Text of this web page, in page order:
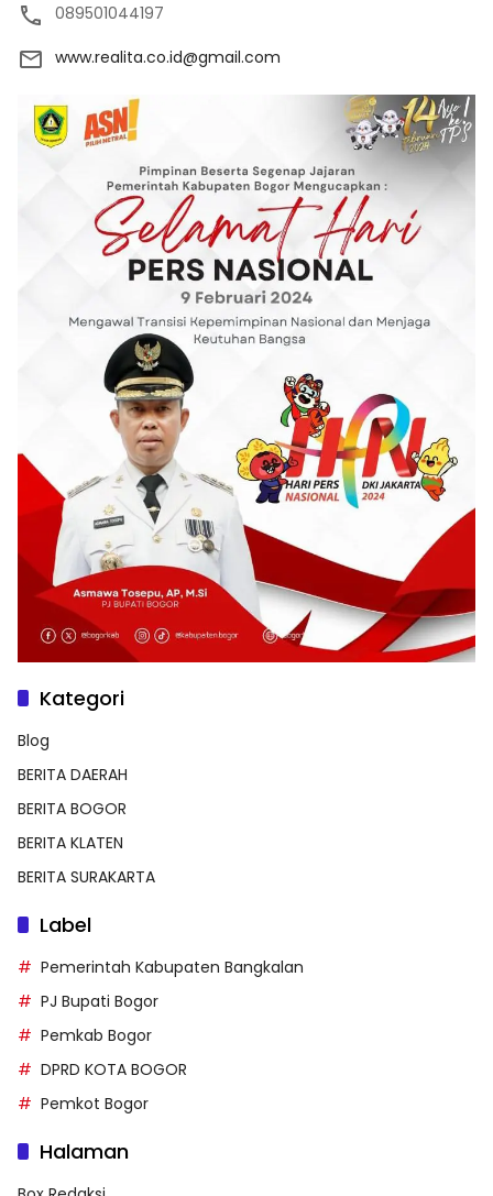
089501044197
www.realita.co.id@gmail.com
Kategori
Blog
BERITA DAERAH
BERITA BOGOR
BERITA KLATEN
BERITA SURAKARTA
Label
Pemerintah Kabupaten Bangkalan
PJ Bupati Bogor
Pemkab Bogor
DPRD KOTA BOGOR
Pemkot Bogor
Halaman